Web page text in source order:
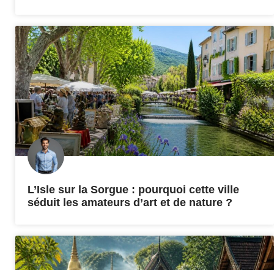
L’Isle sur la Sorgue : pourquoi cette ville
séduit les amateurs d’art et de nature ?